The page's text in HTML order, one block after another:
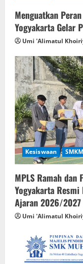
Menguatkan
Yogyakarta Gelar
Umi 'Alimatul
Kesiswaan
MPLS Ramah dan
Yogyakarta
Ajaran 2026/2027
Umi 'Alimatul